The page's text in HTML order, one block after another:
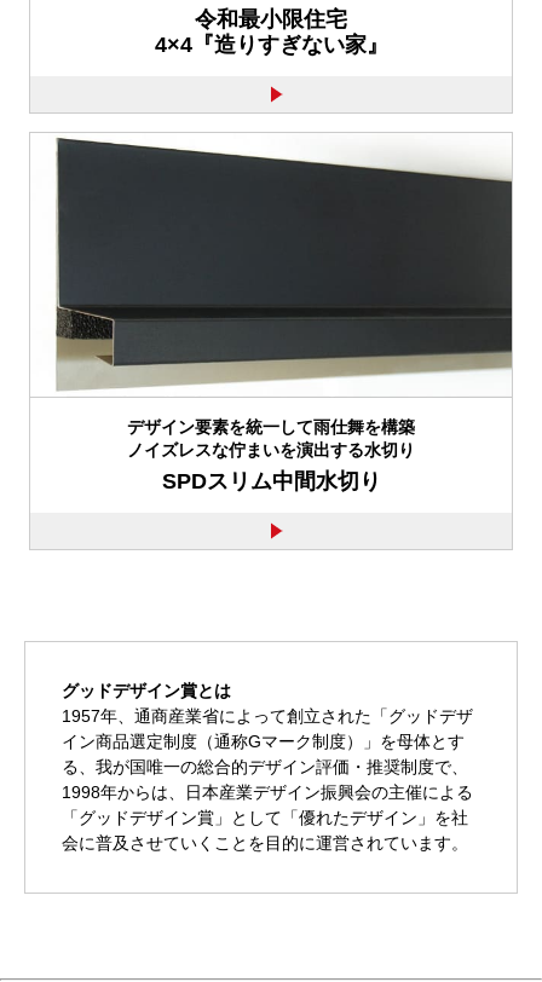
令和最小限住宅
4×4『造りすぎない家』
デザイン要素を統一して雨仕舞を構築
ノイズレスな佇まいを演出する水切り
SPDスリム中間水切り
グッドデザイン賞とは
1957年、通商産業省によって創立された「グッドデザ
イン商品選定制度（通称Gマーク制度）」を母体とす
る、我が国唯一の総合的デザイン評価・推奨制度で、
1998年からは、日本産業デザイン振興会の主催による
「グッドデザイン賞」として「優れたデザイン」を社
会に普及させていくことを目的に運営されています。